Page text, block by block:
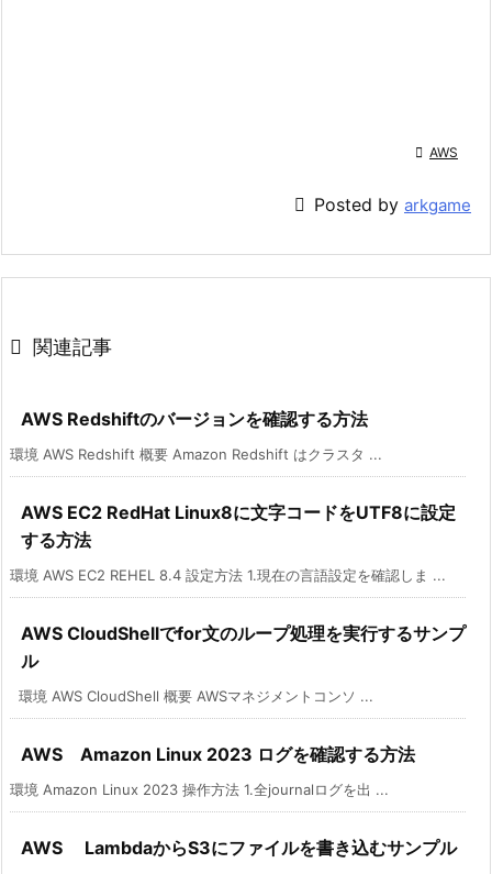
 AWS
 Posted by arkgame
 関連記事
AWS Redshiftのバージョンを確認する方法
環境 AWS Redshift 概要 Amazon Redshift はクラスタ ...
AWS EC2 RedHat Linux8に文字コードをUTF8に設定
する方法
環境 AWS EC2 REHEL 8.4 設定方法 1.現在の言語設定を確認しま ...
AWS CloudShellでfor文のループ処理を実行するサンプ
ル
環境 AWS CloudShell 概要 AWSマネジメントコンソ ...
AWS Amazon Linux 2023 ログを確認する方法
環境 Amazon Linux 2023 操作方法 1.全journalログを出 ...
AWS LambdaからS3にファイルを書き込むサンプル